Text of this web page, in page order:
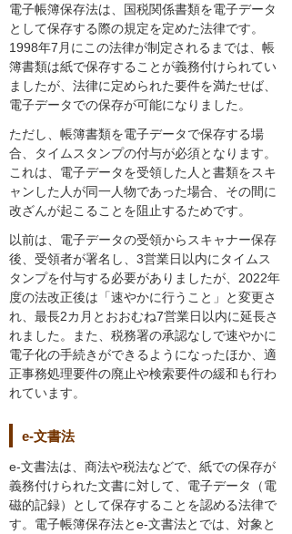
電子帳簿保存法は、国税関係書類を電子データ
として保存する際の規定を定めた法律です。
1998年7月にこの法律が制定されるまでは、帳
簿書類は紙で保存することが義務付けられてい
ましたが、法律に定められた要件を満たせば、
電子データでの保存が可能になりました。
ただし、帳簿書類を電子データで保存する場
合、タイムスタンプの付与が必須となります。
これは、電子データを受領した人と書類をスキ
ャンした人が同一人物であった場合、その間に
改ざんが起こることを阻止するためです。
以前は、電子データの受領からスキャナー保存
後、受領者が署名し、3営業日以内にタイムス
タンプを付与する必要がありましたが、2022年
度の法改正後は「速やかに行うこと」と変更さ
れ、最長2カ月とおおむね7営業日以内に延長さ
れました。また、税務署の承認なしで速やかに
電子化の手続きができるようになったほか、適
正事務処理要件の廃止や検索要件の緩和も行わ
れています。
e-文書法
e-文書法は、商法や税法などで、紙での保存が
義務付けられた文書に対して、電子データ（電
磁的記録）として保存することを認める法律で
す。電子帳簿保存法とe-文書法とでは、対象と